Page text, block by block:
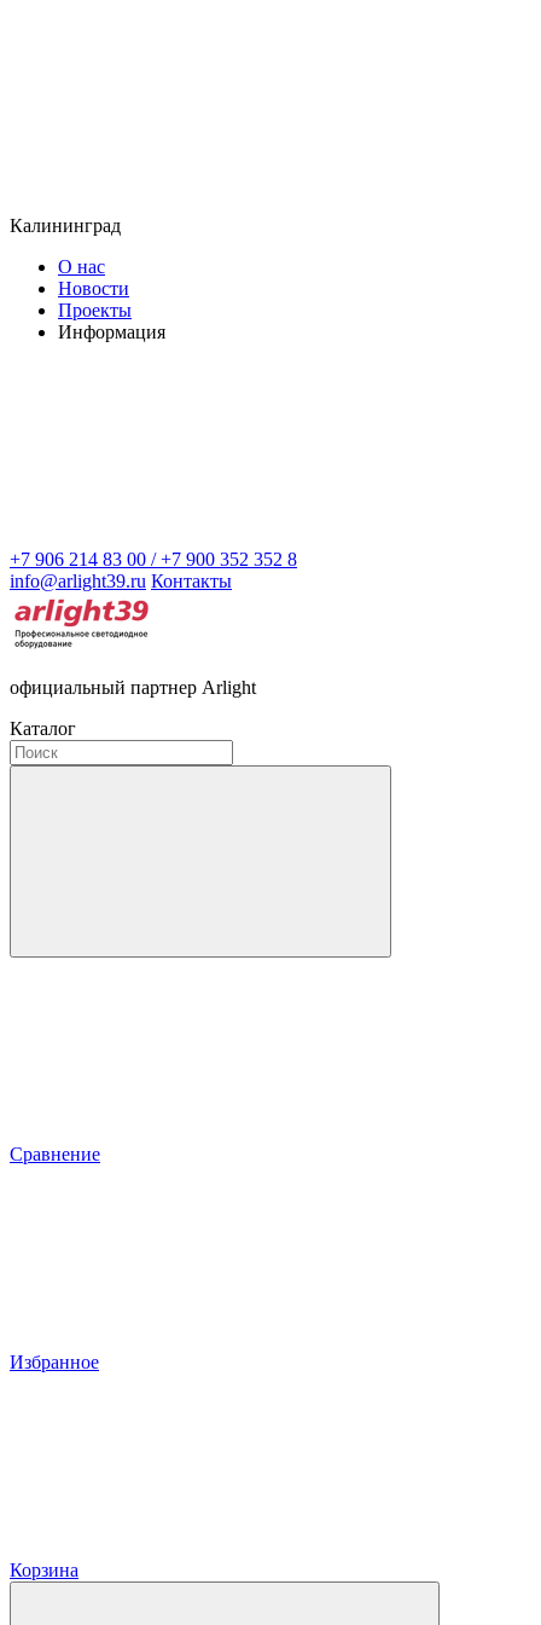
Калининград
О нас
Новости
Проекты
Информация
+7 906 214 83 00 / +7 900 352 352 8
info@arlight39.ru Контакты
официальный партнер Arlight
Каталог
Сравнение
Избранное
Корзина